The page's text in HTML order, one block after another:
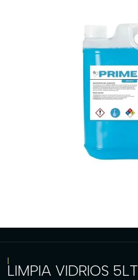
|
LIMPIA VIDRIOS 5LT